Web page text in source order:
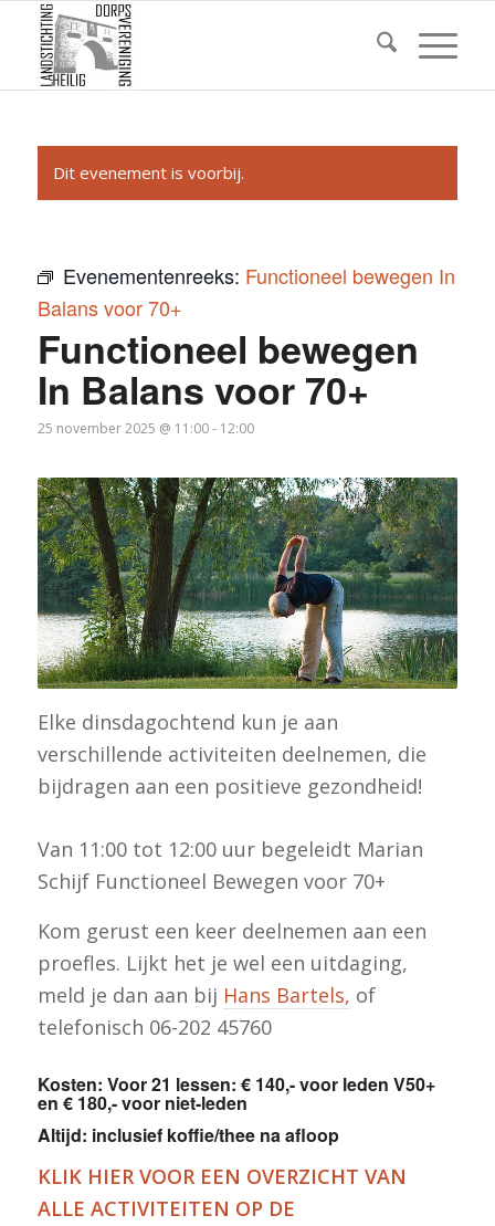
Dit evenement is voorbij.
Evenementenreeks: Functioneel bewegen In
Balans voor 70+
Functioneel bewegen
In Balans voor 70+
25 november 2025 @ 11:00- 12:00
Elke dinsdagochtend kun je aan
verschillende activiteiten deelnemen, die
bijdragen aan een positieve gezondheid!
Van 11:00 tot 12:00 uur begeleidt Marian
Schijf Functioneel Bewegen voor 70+
Kom gerust een keer deelnemen aan een
proefles. Lijkt het je wel een uitdaging,
meld je dan aan bij Hans Bartels, of
telefonisch 06-202 45760
Kosten: Voor 21 lessen: € 140,- voor leden V50+
en € 180,- voor niet-leden
Altijd: inclusief koffie/thee na afloop
KLIK HIER VOOR EEN OVERZICHT VAN
ALLE ACTIVITEITEN OP DE